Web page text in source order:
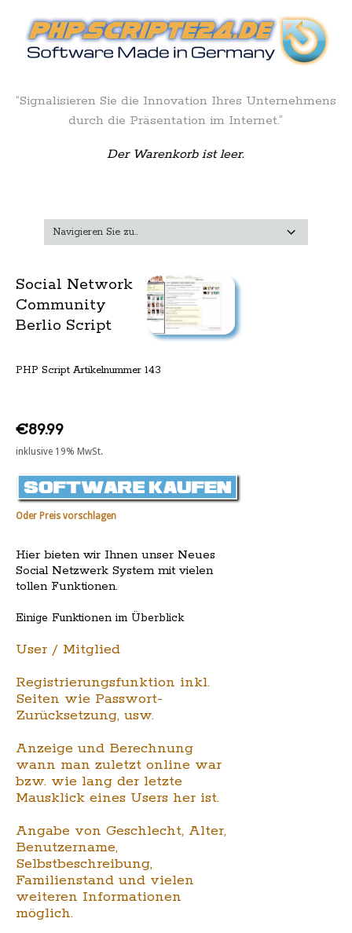
“Signalisieren Sie die Innovation Ihres Unternehmens
durch die Präsentation im Internet.”
Der Warenkorb ist leer.
Social Network
Community
Berlio Script
PHP Script Artikelnummer 143
€89.99
inklusive 19% MwSt.
Oder Preis vorschlagen
Hier bieten wir Ihnen unser Neues
Social Netzwerk System mit vielen
tollen Funktionen.
Einige Funktionen im Überblick
User / Mitglied
Registrierungsfunktion inkl.
Seiten wie Passwort-
Zurücksetzung, usw.
Anzeige und Berechnung
wann man zuletzt online war
bzw. wie lang der letzte
Mausklick eines Users her ist.
Angabe von Geschlecht, Alter,
Benutzername,
Selbstbeschreibung,
Familienstand und vielen
weiteren Informationen
möglich.